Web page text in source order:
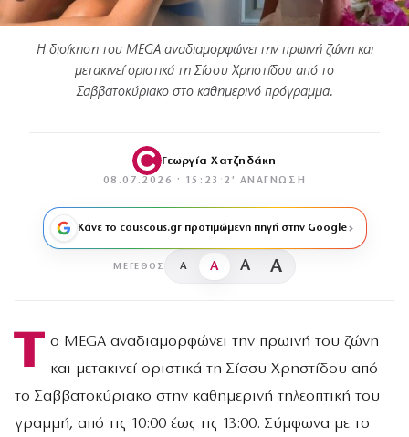
Η διοίκηση του MEGA αναδιαμορφώνει την πρωινή ζώνη και
μετακινεί οριστικά τη Σίσσυ Χρηστίδου από το
Σαββατοκύριακο στο καθημερινό πρόγραμμα.
Γεωργία Χατζηδάκη
08.07.2026 · 15:23 · 2′ ΑΝΆΓΝΩΣΗ
Κάνε το couscous.gr προτιμώμενη πηγή στην Google
ΜΈΓΕΘΟΣ A A A A
Τ ο MEGA αναδιαμορφώνει την πρωινή του ζώνη
και μετακινεί οριστικά τη Σίσσυ Χρηστίδου από
το Σαββατοκύριακο στην καθημερινή τηλεοπτική του
γραμμή, από τις 10:00 έως τις 13:00. Σύμφωνα με το